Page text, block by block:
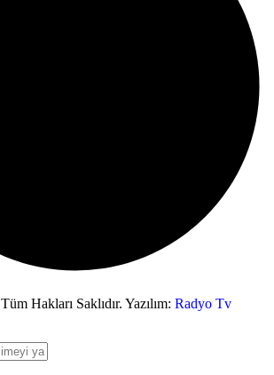
Tüm Hakları Saklıdır. Yazılım: Radyo Tv